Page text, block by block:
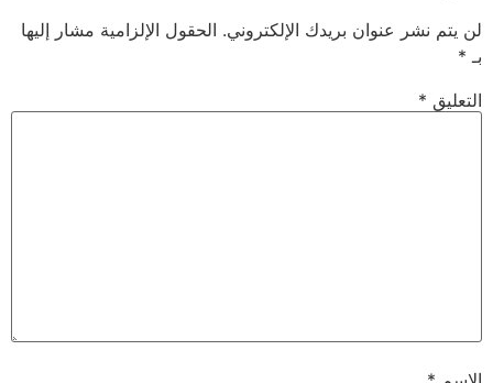
لن يتم نشر عنوان بريدك الإلكتروني. الحقول الإلزامية مشار إليها
بـ *
التعليق *